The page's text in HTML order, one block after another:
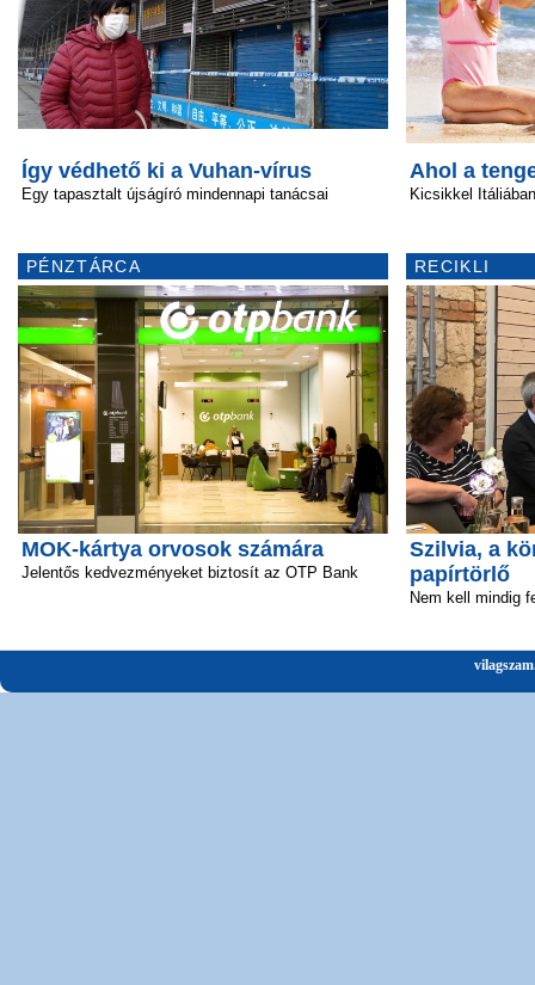
Így védhető ki a Vuhan-vírus
Egy tapasztalt újságíró mindennapi tanácsai
PÉNZTÁRCA
MOK-kártya orvosok számára
Jelentős kedvezményeket biztosít az OTP Bank
Ahol a
Kicsikkel Itáliában
RECIKLI
Szilvia, a
papírtörlő
Nem kell mindig